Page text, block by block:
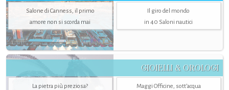
Salone di Canness, il primo
amore non si scorda mai
Il giro del mondo
in 40 Saloni nautici
GIOIELLI & OROLOGI
La pietra più preziosa?
Maggi Officine, sott’acqua